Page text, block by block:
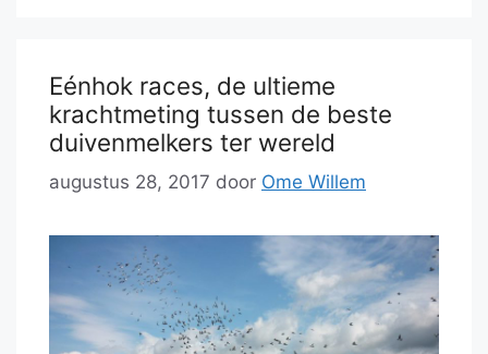
Eénhok races, de ultieme
krachtmeting tussen de beste
duivenmelkers ter wereld
augustus 28, 2017 door Ome Willem